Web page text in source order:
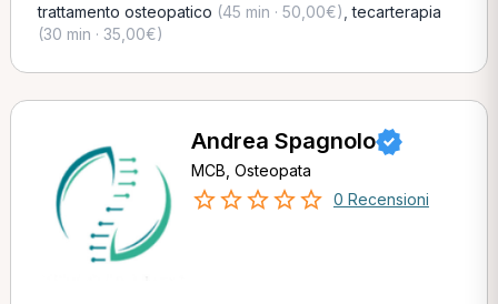
trattamento osteopatico (45 min · 50,00€) ,tecarterapia
(30 min · 35,00€)
Andrea Spagnolo
MCB, Osteopata
0 Recensioni